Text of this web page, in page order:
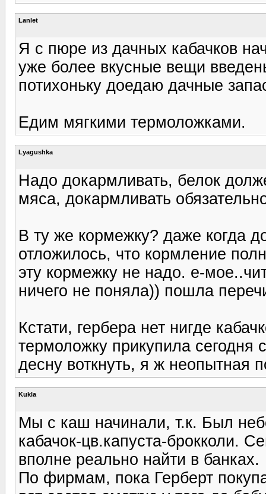
Lanlet
Я с пюре из дачных кабачков
уже более вкусные вещи
потихоньку доедаю дачные
Едим мягкими термоложками.
Lyagushka
Надо докармливать, белок
мяса, докармливать
В ту же кормежку? даже когда
отложилось, что кормление
эту кормежку не надо. е-
ничего не поняла)) пошла
Кстати, гербера нет нигде
термоложку прикупила
десну воткнуть, я ж неопытная
Kukla
Мы с каш начинали, т.к. Был
кабачок-цв.капуста-брокколи.
вполне реально найти в банках.
По фирмам, пока Герберт